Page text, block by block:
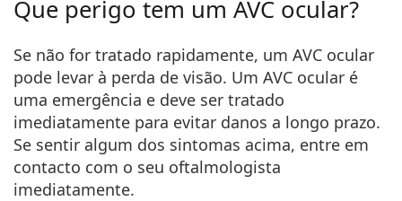
Que perigo tem um AVC ocular?
Se não for tratado rapidamente, um AVC ocular
pode levar à perda de visão. Um AVC ocular é
uma emergência e deve ser tratado
imediatamente para evitar danos a longo prazo.
Se sentir algum dos sintomas acima, entre em
contacto com o seu oftalmologista
imediatamente.